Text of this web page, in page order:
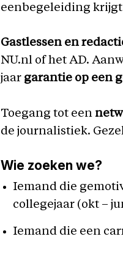
eenbegeleiding
Gastlessen en
NU.nl of het AD.
jaar garantie op een
Toegang tot een
de journalistiek.
Wie zoeken we?
Iemand die
collegejaar (okt –
Iemand die een